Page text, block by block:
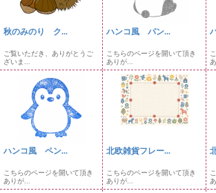
秋のみのり ク...
ご覧いただき、ありがとうご
ざいま...
ハンコ風 パン...
こちらのページを開いて頂き
ありが...
ハンコ風 ペン...
こちらのページを開いて頂き
ありが...
北欧雑貨フレー...
こちらのページを開いて頂き
ありが...